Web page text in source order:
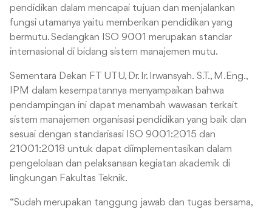
pendidikan dalam mencapai tujuan dan menjalankan
fungsi utamanya yaitu memberikan pendidikan yang
bermutu. Sedangkan ISO 9001 merupakan standar
internasional di bidang sistem manajemen mutu.
Sementara Dekan FT UTU, Dr. Ir. Irwansyah. S.T., M.Eng.,
IPM dalam kesempatannya menyampaikan bahwa
pendampingan ini dapat menambah wawasan terkait
sistem manajemen organisasi pendidikan yang baik dan
sesuai dengan standarisasi ISO 9001:2015 dan
21001:2018 untuk dapat diimplementasikan dalam
pengelolaan dan pelaksanaan kegiatan akademik di
lingkungan Fakultas Teknik.
“Sudah merupakan tanggung jawab dan tugas bersama,